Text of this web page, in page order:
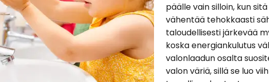
päälle vain silloin, kun
vähentää tehokkaasti
taloudellisesti järkevää
koska energiankulutus
valonlaadun osalta
valon väriä, sillä se luo